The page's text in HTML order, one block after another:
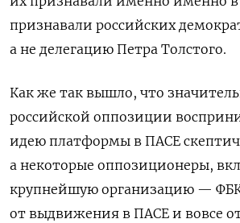
признавали российских
а не делегацию Петра Толстого.
Как же так вышло, что
российской оппозиции
идею платформы в ПАСЕ
а некоторые оппозиционеры,
крупнейшую организацию —
от выдвижения в ПАСЕ и вовсе